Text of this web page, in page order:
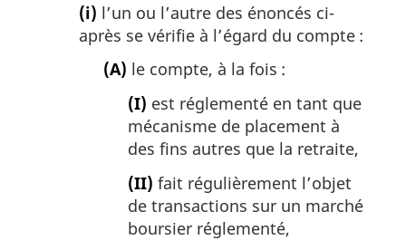
(i) l’un ou l’autre des énoncés ci-
après se vérifie à l’égard du compte :
(A) le compte, à la fois :
(I) est réglementé en tant que
mécanisme de placement à
des fins autres que la retraite,
(II) fait régulièrement l’objet
de transactions sur un marché
boursier réglementé,